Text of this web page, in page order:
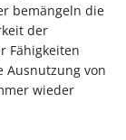
bemängeln die
der
Fähigkeiten
Ausnutzung von
wieder